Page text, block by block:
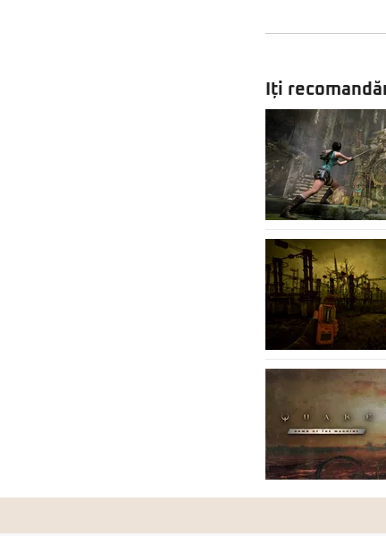
Iți